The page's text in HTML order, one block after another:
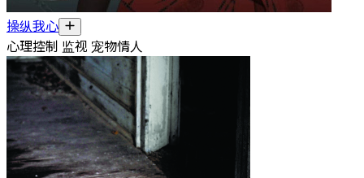
操纵我心
心理控制 监视 宠物情人